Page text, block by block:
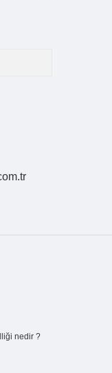
nedir ?